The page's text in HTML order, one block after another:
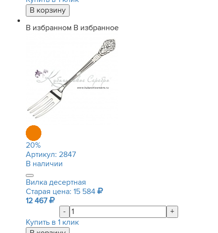
В избранном В избранное
20%
Артикул: 2847
В наличии
Вилка десертная
Старая цена: 15 584
12 467
-
+
Купить в 1 клик